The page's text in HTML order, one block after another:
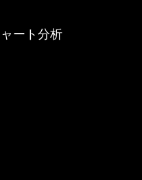
ート分析